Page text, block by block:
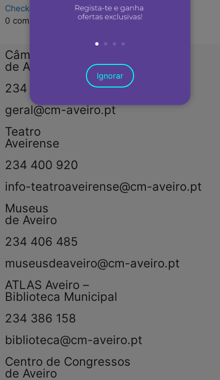
Check-in
0 com interesse
Câmara Municipal
de Aveiro
234 406 300
geral@cm-aveiro.pt
Teatro
Aveirense
234 400 920
info-teatroaveirense@cm-aveiro.pt
Museus
de Aveiro
234 406 485
museusdeaveiro@cm-aveiro.pt
ATLAS Aveiro –
Biblioteca Municipal
234 386 158
biblioteca@cm-aveiro.pt
Centro de Congressos
de Aveiro
Ignorar